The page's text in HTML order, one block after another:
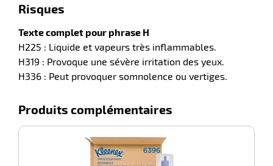
Risques
Texte complet pour phrase H
H225 : Liquide et vapeurs très inflammables.
H319 : Provoque une sévère irritation des yeux.
H336 : Peut provoquer somnolence ou vertiges.
Produits complémentaires